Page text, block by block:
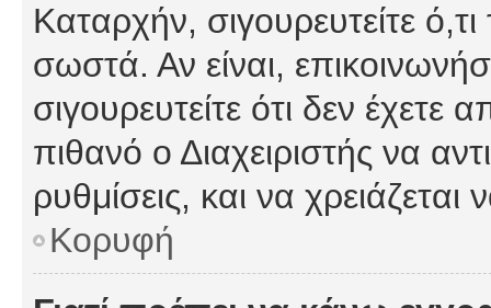
Καταρχήν, σιγουρευτείτε
σωστά. Αν είναι,
σιγουρευτείτε ότι δεν έχετε
πιθανό ο Διαχειριστής να
ρυθμίσεις, και να χρειάζεται
Κορυφή